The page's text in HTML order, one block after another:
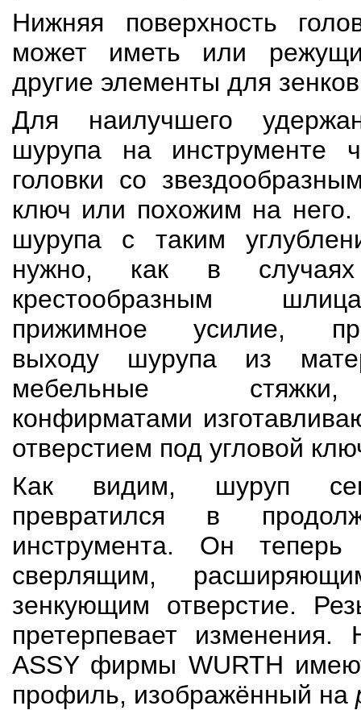
Нижняя поверхность
может иметь или
другие элементы для
Для наилучшего
шурупа на инструменте
головки со
ключ или похожим на
шурупа с таким
нужно, как в
крестообразным
прижимное усилие,
выходу шурупа из
мебельные
конфирматами
отверстием под угловой
Как видим, шуруп
превратился в
инструмента. Он теперь
сверлящим,
зенкующим отверстие.
претерпевает
ASSY фирмы WURTH
профиль, изображённый на